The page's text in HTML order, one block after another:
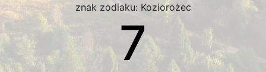
znak zodiaku: Koziorożec
7